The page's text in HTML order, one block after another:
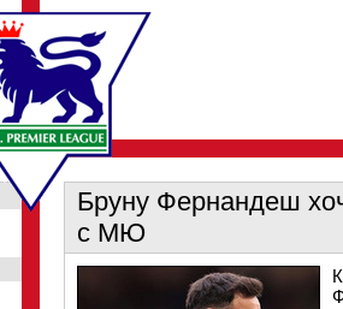
Бруну Фернандеш
с МЮ